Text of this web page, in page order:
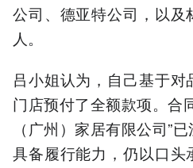
公司、德亚特公司，以及
人。
吕小姐认为，自己基于对
门店预付了全额款项。合
（广州）家居有限公司”
具备履行能力，仍以口头